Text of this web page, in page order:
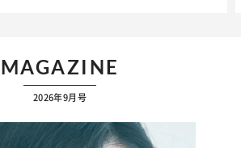
MAGAZINE
2026年9月号